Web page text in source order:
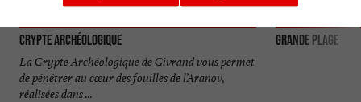
Crypte Archéologique
La Crypte Archéologique de Givrand vous permet
de pénétrer au cœur des fouilles de l’Aranov,
réalisées dans ...
Grande Plage